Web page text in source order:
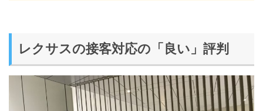
レクサスの接客対応の「良い」評判